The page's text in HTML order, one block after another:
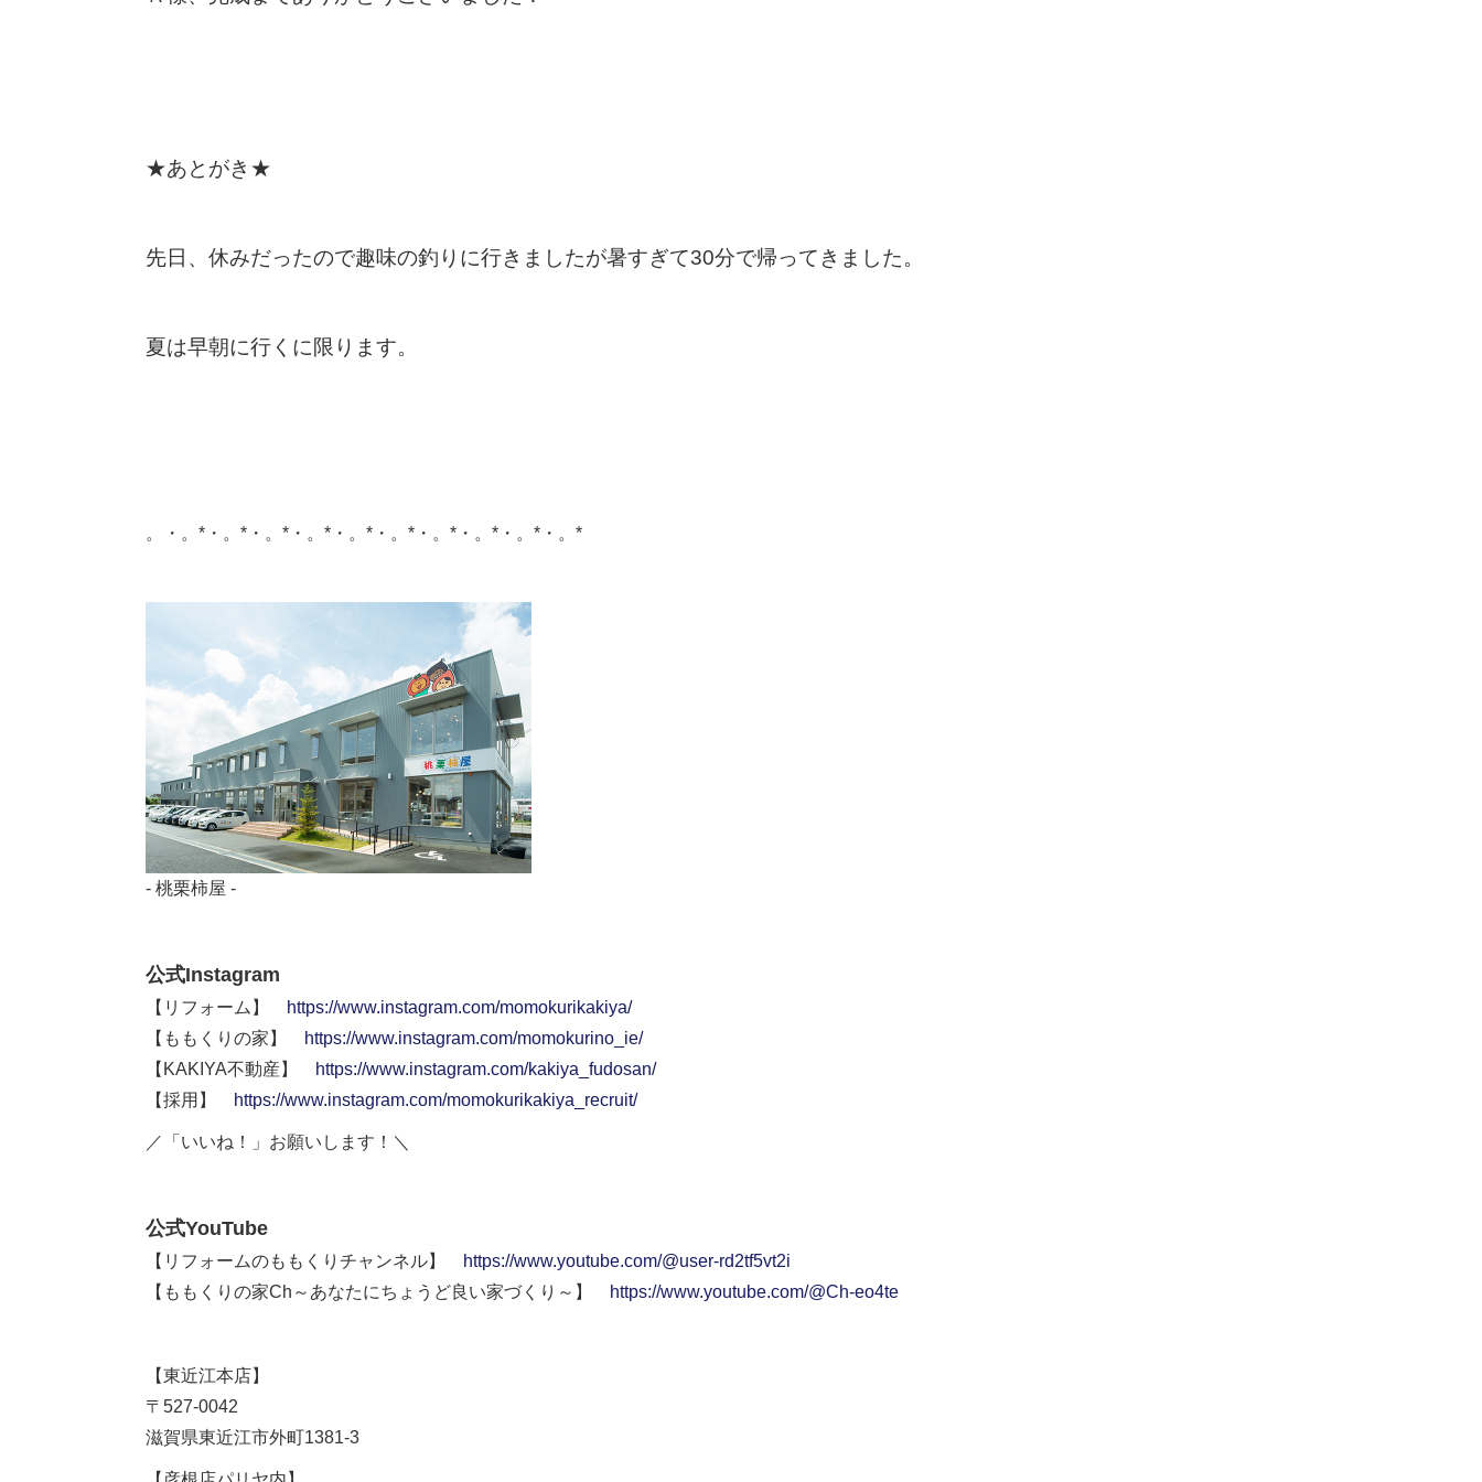
★あとがき★
先日、休みだったので趣味の釣りに行きましたが暑すぎて30分で帰ってきました。
夏は早朝に行くに限ります。
。・。*・。*・。*・。*・。*・。*・。*・。*・。*・。*
- 桃栗柿屋 -
公式Instagram
【リフォーム】
https://www.instagram.com/momokurikakiya/
【ももくりの家】
https://www.instagram.com/momokurino_ie/
【KAKIYA不動産】
https://www.instagram.com/kakiya_fudosan/
【採用】
https://www.instagram.com/momokurikakiya_recruit/
／「いいね！」お願いします！＼
公式YouTube
【リフォームのももくりチャンネル】
https://www.youtube.com/@user-rd2tf5vt2i
【ももくりの家Ch～あなたにちょうど良い家づくり～】
https://www.youtube.com/@Ch-eo4te
【東近江本店】
〒527-0042
滋賀県東近江市外町1381-3